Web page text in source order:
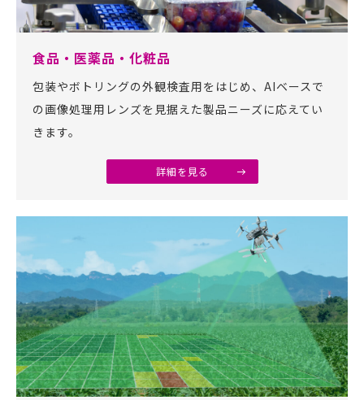
食品・医薬品・化粧品
包装やボトリングの外観検査用をはじめ、AIベースで
の画像処理用レンズを見据えた製品ニーズに応えてい
きます。
詳細を見る